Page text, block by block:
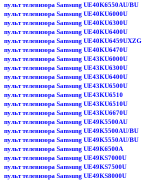
пульт телевизора Samsung UE40K6550AU/BU
пульт телевизора Samsung UE40KU6000U
пульт телевизора Samsung UE40KU6300U
пульт телевизора Samsung UE40KU6400U
пульт телевизора Samsung UE40KU6459UXZG
пульт телевизора Samsung UE40KU6470U
пульт телевизора Samsung UE43KU6000U
пульт телевизора Samsung UE43KU6300U
пульт телевизора Samsung UE43KU6400U
пульт телевизора Samsung UE43KU6500U
пульт телевизора Samsung UE43KU6510
пульт телевизора Samsung UE43KU6510U
пульт телевизора Samsung UE43KU6670U
пульт телевизора Samsung UE49K5500AU
пульт телевизора Samsung UE49K5500AU/BU
пульт телевизора Samsung UE49K5550AU/BU
пульт телевизора Samsung UE49K6500A
пульт телевизора Samsung UE49KS7000U
пульт телевизора Samsung UE49KS7500U
пульт телевизора Samsung UE49KS8000U